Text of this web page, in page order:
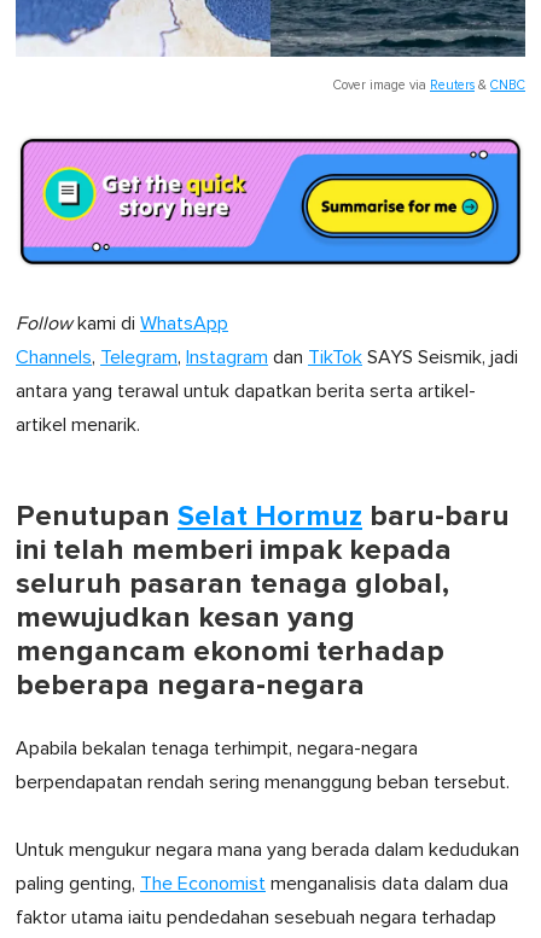
Cover image via Reuters & CNBC
Followkami di WhatsApp
Channels, Telegram, Instagram dan TikTok SAYS Seismik, jadi
antara yang terawal untuk dapatkan berita serta artikel-
artikel menarik.
Penutupan Selat Hormuz baru-baru
ini telah memberi impak kepada
seluruh pasaran tenaga global,
mewujudkan kesan yang
mengancam ekonomi terhadap
beberapa negara-negara
Apabila bekalan tenaga terhimpit, negara-negara
berpendapatan rendah sering menanggung beban tersebut.
Untuk mengukur negara mana yang berada dalam kedudukan
paling genting, The Economist menganalisis data dalam dua
faktor utama iaitu pendedahan sesebuah negara terhadap